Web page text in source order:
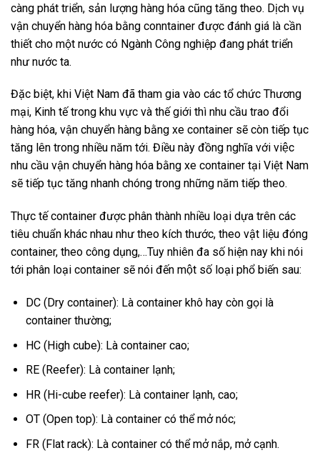
càng phát triển, sản lượng hàng hóa cũng tăng theo. Dịch vụ
vận chuyển hàng hóa bằng conntainer được đánh giá là cần
thiết cho một nước có Ngành Công nghiệp đang phát triển
như nước ta.
Đặc biệt, khi Việt Nam đã tham gia vào các tổ chức Thương
mại, Kinh tế trong khu vực và thế giới thì nhu cầu trao đổi
hàng hóa, vận chuyển hàng bằng xe container sẽ còn tiếp tục
tăng lên trong nhiều năm tới. Điều này đồng nghĩa với việc
nhu cầu vận chuyển hàng hóa bằng xe container tại Việt Nam
sẽ tiếp tục tăng nhanh chóng trong những năm tiếp theo.
Thực tế container được phân thành nhiều loại dựa trên các
tiêu chuẩn khác nhau như theo kích thước, theo vật liệu đóng
container, theo công dụng,…Tuy nhiên đa số hiện nay khi nói
tới phân loại container sẽ nói đến một số loại phổ biến sau:
DC (Dry container): Là container khô hay còn gọi là
container thường;
HC (High cube): Là container cao;
RE (Reefer): Là container lạnh;
HR (Hi-cube reefer): Là container lạnh, cao;
OT (Open top): Là container có thể mở nóc;
FR (Flat rack): Là container có thể mở nắp, mở cạnh.